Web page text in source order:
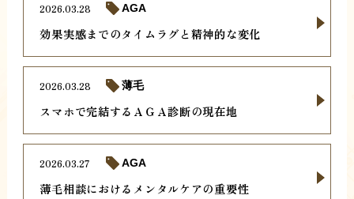
効果実感までのタイムラグと精神的な変化
2026.03.28 AGA
スマホで完結するＡＧＡ診断の現在地
2026.03.28 薄毛
薄毛相談におけるメンタルケアの重要性
2026.03.27 AGA